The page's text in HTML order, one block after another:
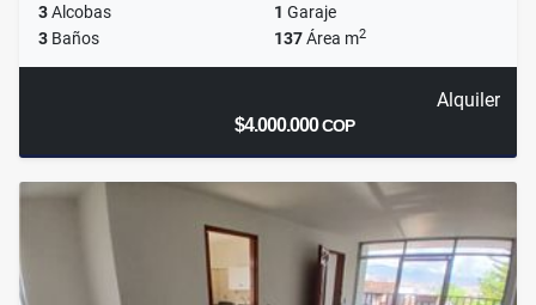
3Alcobas 1 Garaje
3 Baños 137Área m2
Alquiler
$4.000.000COP